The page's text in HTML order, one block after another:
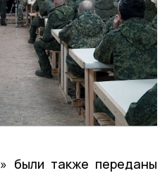
были также переданы